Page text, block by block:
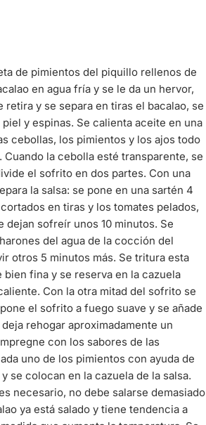
de pimientos del piquillo rellenos de
en agua fría y se le da un hervor,
retira y se separa en tiras el bacalao, se
y espinas. Se calienta aceite en una
cebollas, los pimientos y los ajos todo
la cebolla esté transparente, se
el sofrito en dos partes. Con una
la salsa: se pone en una sartén 4
en tiras y los tomates pelados,
dejan sofreír unos 10 minutos. Se
del agua de la cocción del
otros 5 minutos más. Se tritura esta
bien fina y se reserva en la cazuela
Con la otra mitad del sofrito se
el sofrito a fuego suave y se añade
rehogar aproximadamente un
con los sabores de las
uno de los pimientos con ayuda de
se colocan en la cazuela de la salsa.
necesario, no debe salarse demasiado
ya está salado y tiene tendencia a